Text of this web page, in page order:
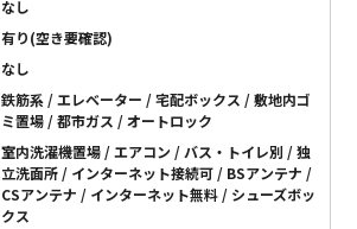
なし
有り(空き要確認)
なし
鉄筋系 / エレベーター / 宅配ボックス / 敷地内ゴ
ミ置場 / 都市ガス / オートロック
室内洗濯機置場 / エアコン / バス・トイレ別 / 独
立洗面所 / インターネット接続可 / BSアンテナ /
CSアンテナ / インターネット無料 / シューズボッ
クス